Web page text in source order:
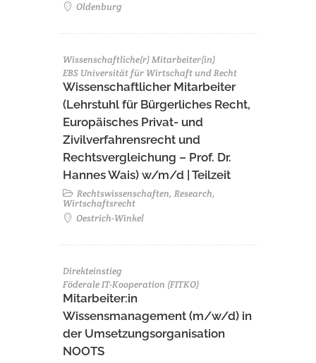
Oldenburg
Wissenschaftliche(r) Mitarbeiter(in)
EBS Universität für Wirtschaft und Recht
Wissenschaftlicher Mitarbeiter
(Lehrstuhl für Bürgerliches Recht,
Europäisches Privat- und
Zivilverfahrensrecht und
Rechtsvergleichung – Prof. Dr.
Hannes Wais) w/m/d | Teilzeit
Rechtswissenschaften, Research,
Wirtschaftsrecht
Oestrich-Winkel
Direkteinstieg
Föderale IT-Kooperation (FITKO)
Mitarbeiter:in
Wissensmanagement (m/w/d) in
der Umsetzungsorganisation
NOOTS